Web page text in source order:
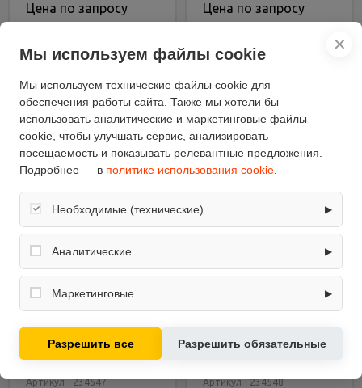
Цена по запросу Цена по запросу
Вертикальный
велотренажер BH
FITNESS H8706 i.Carbon
Bike
Артикул - 234547
велотренажер BH
Артикул - 234548
✕
Мы используем файлы cookie
Мы используем технические файлы cookie для
обеспечения работы сайта. Также мы хотели бы
использовать аналитические и маркетинговые файлы
cookie, чтобы улучшать сервис, анализировать
посещаемость и показывать релевантные предложения.
Подробнее — в политике использования cookie
Необходимые (технические) ▶
Обеспечивают корректную работу сайта: оформление
заказа, корзина, вход в личный кабинет. Без них основные
Аналитические ▶
Собирают обезличенную информацию о посещениях и
использовании сайта (например, счётчики аналитики),
Маркетинговые ▶
предложений на основе ваших интересов.
Разрешить все Разрешить обязательные